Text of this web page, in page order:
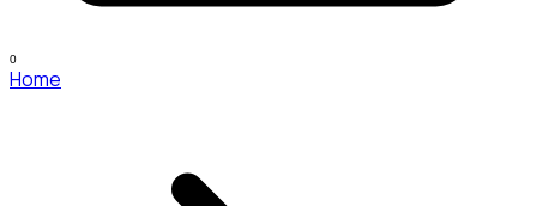
0
Home